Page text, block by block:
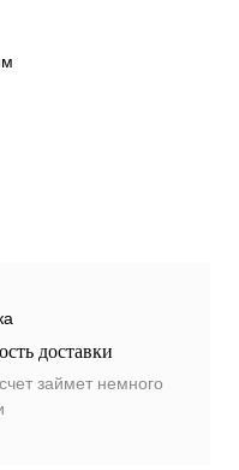
доставки
займет немного